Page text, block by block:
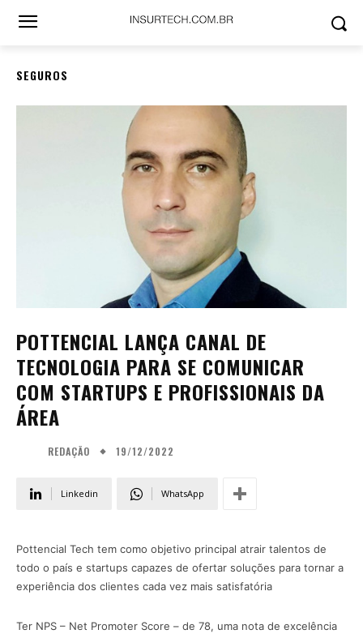
SEGUROS
POTTENCIAL LANÇA CANAL DE
TECNOLOGIA PARA SE COMUNICAR
COM STARTUPS E PROFISSIONAIS DA
ÁREA
REDAÇÃO 19/12/2022
Linkedin WhatsApp
Pottencial Tech tem como objetivo principal atrair talentos de
todo o país e startups capazes de ofertar soluções para tornar a
experiência dos clientes cada vez mais satisfatória
Ter NPS – Net Promoter Score – de 78, uma nota de excelência